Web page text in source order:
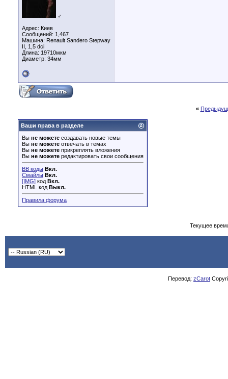
♂
Адрес: Киев
Сообщений: 1,467
Машина: Renault Sandero Stepway
II, 1,5 dci
Длина: 19710мкм
Диаметр: 34мм
«
Ваши права в разделе
Вы не можете создавать новые темы
Вы не можете отвечать в темах
Вы не можете прикреплять вложения
Вы не можете редактировать свои сообщения
BB коды Вкл.
Смайлы Вкл.
[IMG] код Вкл.
HTML код Выкл.
Правила форума
Текущее
Перевод: zCarot